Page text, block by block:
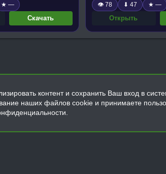
★ —
Скачать
👁 78 ⬇ 47 ★ —
Открыть
контент и сохранить Ваш вход в
наших файлов cookie и принимаете